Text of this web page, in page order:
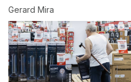
Gerard Mira